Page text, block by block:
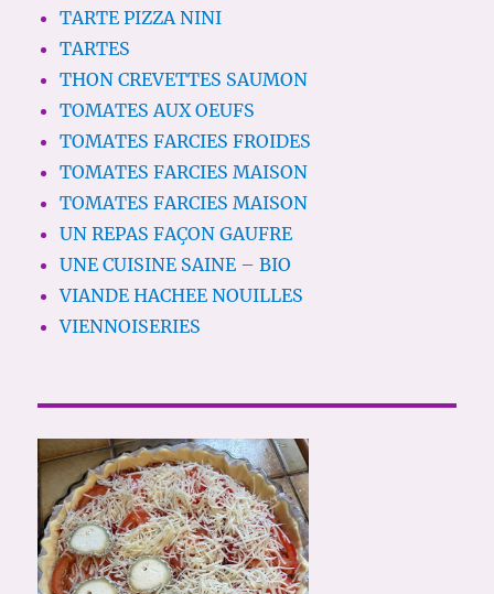
TARTE PIZZA NINI
TARTES
THON CREVETTES SAUMON
TOMATES AUX OEUFS
TOMATES FARCIES FROIDES
TOMATES FARCIES MAISON
TOMATES FARCIES MAISON
UN REPAS FAÇON GAUFRE
UNE CUISINE SAINE – BIO
VIANDE HACHEE NOUILLES
VIENNOISERIES